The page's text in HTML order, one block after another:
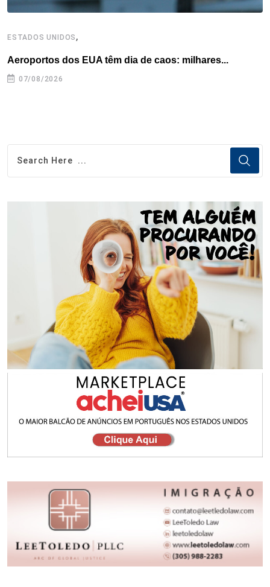
ESTADOS UNIDOS ,
Aeroportos dos EUA têm dia de caos: milhares...
07/08/2026